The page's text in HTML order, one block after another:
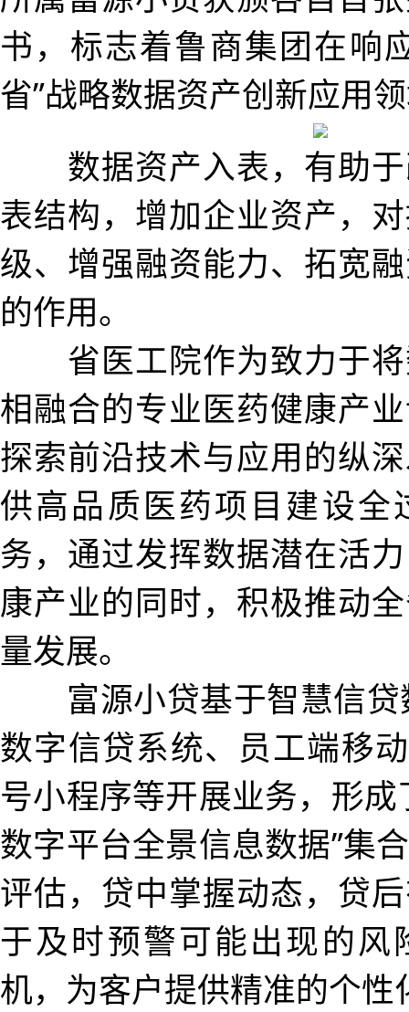
书，标志着鲁商集团在响
省”战略数据资产创新应用
数据资产入表，有助于
表结构，增加企业资产，
级、增强融资能力、拓宽
的作用。
省医工院作为致力于将
相融合的专业医药健康产
探索前沿技术与应用的纵
供高品质医药项目建设全
务，通过发挥数据潜在活
康产业的同时，积极推动
量发展。
富源小贷基于智慧信贷
数字信贷系统、员工端移
号小程序等开展业务，形成
数字平台全景信息数据”集
评估，贷中掌握动态，贷
于及时预警可能出现的风
机，为客户提供精准的个性